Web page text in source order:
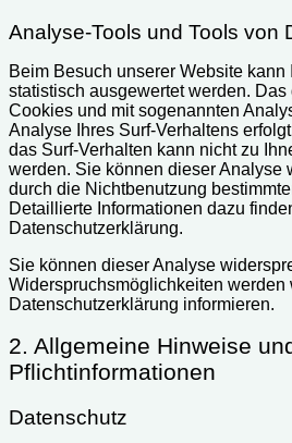
Analyse-Tools und Tools von
Beim Besuch unserer Website kann
statistisch ausgewertet werden.
Cookies und mit sogenannten
Analyse Ihres Surf-Verhaltens
das Surf-Verhalten kann nicht zu
werden. Sie können dieser Analyse
durch die Nichtbenutzung
Detaillierte Informationen dazu
Datenschutzerklärung.
Sie können dieser Analyse
Widerspruchsmöglichkeiten werden
Datenschutzerklärung informieren.
2. Allgemeine Hinweise
Pflichtinformationen
Datenschutz